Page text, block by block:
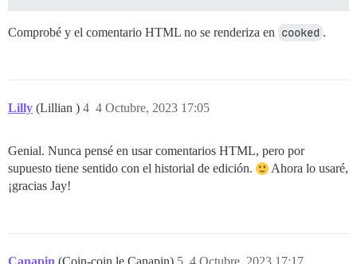
Comprobé y el comentario HTML no se renderiza en cooked .
Lilly (Lillian ) 4 Octubre, 2023 17:05
4
Genial. Nunca pensé en usar comentarios HTML, pero por
supuesto tiene sentido con el historial de edición.
Ahora lo usaré,
¡gracias Jay!